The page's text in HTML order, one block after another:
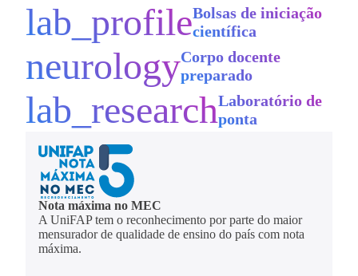
lab_profileBolsas de iniciação
científica
neurologyCorpo docente
preparado
lab_researchLaboratório de
ponta
Nota máxima no MEC
A UniFAP tem o reconhecimento por parte do maior
mensurador de qualidade de ensino do país com nota
máxima.